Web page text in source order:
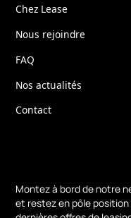
Chez Lease
Nous rejoindre
FAQ
Nos actualités
Contact
Montez à bord de notre
et restez en pôle position